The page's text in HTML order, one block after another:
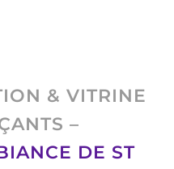
& VITRINE
–
DE ST